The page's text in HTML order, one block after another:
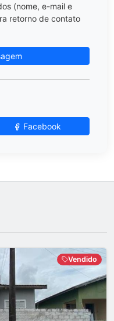
(nome, e-mail e
retorno de contato
Facebook
Vendido